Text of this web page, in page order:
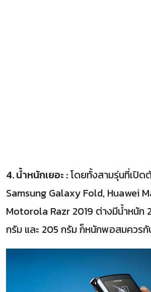
4. น้ำหนักเยอะ :โดยทั้งสามรุ่นที่เปิด
Samsung Galaxy Fold, Huawei
Motorola Razr 2019 ต่างมีน้ำหนัก
กรัม และ 205 กรัม ก็หนักพอสมควรกั